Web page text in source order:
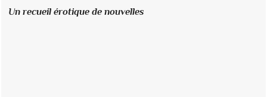
Un recueil érotique de nouvelles